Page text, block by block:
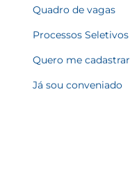
Quadro de vagas
Processos Seletivos
Quero me cadastrar
Já sou conveniado